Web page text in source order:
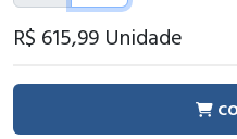
R$ 615,99 Unidade